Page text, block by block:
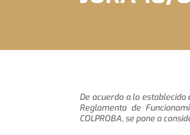
De acuerdo a lo establecido
Reglamento de
COLPROBA, se pone a